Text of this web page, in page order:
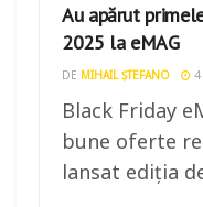
Au apărut
2025 la eMAG
DE MIHAIL ȘTEFANO 4
Black Friday
bune oferte
lansat ediția